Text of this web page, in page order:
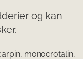
og kan
monocrotalin,